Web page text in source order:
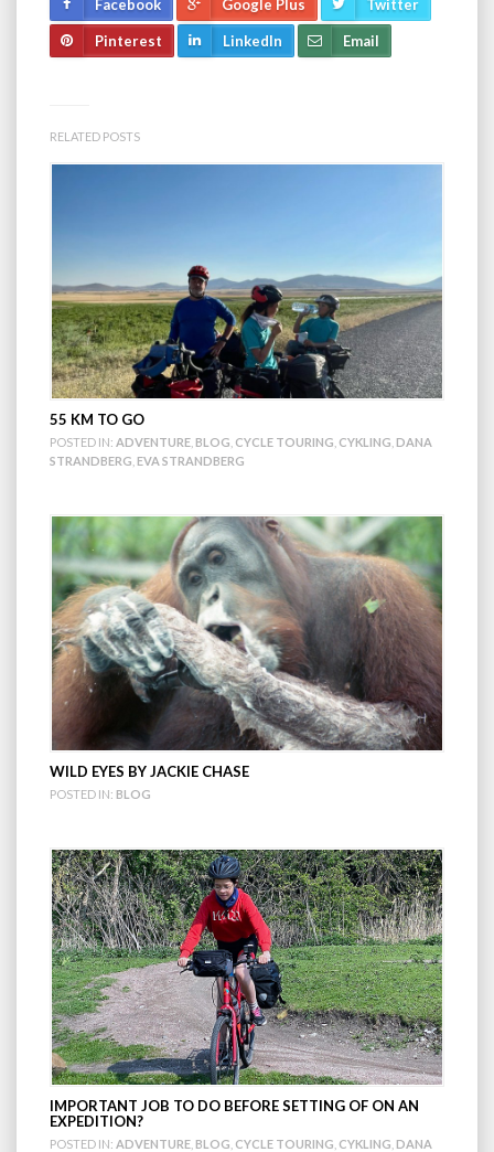
Facebook Google Plus Twitter
Pinterest LinkedIn Email
RELATED POSTS
55 KM TO GO
POSTED IN: ADVENTURE BLOG CYCLE TOURING CYKLING DANA
STRANDBERG EVA STRANDBERG
WILD EYES BY JACKIE CHASE
POSTED IN: BLOG
IMPORTANT JOB TO DO BEFORE SETTING OF ON AN
EXPEDITION?
POSTED IN: ADVENTURE BLOG CYCLE TOURING CYKLING DANA